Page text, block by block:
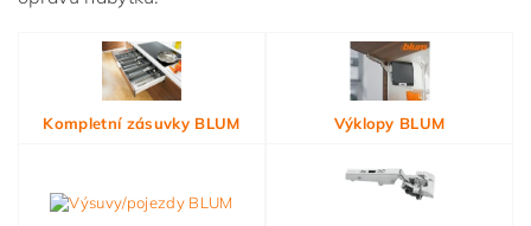
osobních údajů
Kompletní zásuvky BLUM Výklopy BLUM